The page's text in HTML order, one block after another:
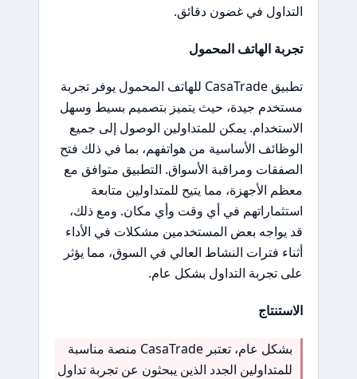
التداول في غضون دقائق.
تجربة الهاتف المحمول
تطبيق CasaTrade للهاتف المحمول يوفر تجربة
مستخدم جيدة، حيث يتميز بتصميم بسيط وسهل
الاستخدام. يمكن للمتداولين الوصول إلى جميع
الوظائف الأساسية من هواتفهم، بما في ذلك فتح
الصفقات ومراقبة الأسواق. التطبيق متوافق مع
معظم الأجهزة، مما يتيح للمتداولين متابعة
استثماراتهم في أي وقت وأي مكان. ومع ذلك،
قد يواجه بعض المستخدمين مشكلات في الأداء
أثناء فترات النشاط العالي في السوق، مما يؤثر
على تجربة التداول بشكل عام.
الاستنتاج
بشكل عام، تعتبر CasaTrade منصة مناسبة
للمتداولين الجدد الذين يبحثون عن تجربة تداول